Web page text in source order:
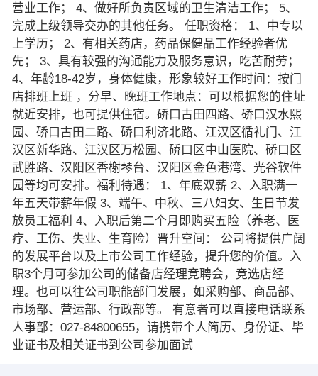
营业工作； 4、做好所负责区域的卫生清洁工作； 5、
完成上级领导交办的其他任务。 任职资格： 1、中专以
上学历； 2、有相关药店，药品保健品工作经验者优
先； 3、具有较强的沟通能力及服务意识，吃苦耐劳；
4、年龄18-42岁，身体健康，形象较好工作时间：按门
店排班上班 ，分早、晚班工作地点：可以根据您的住址
就近安排，也可提供住宿。硚口古田四路、硚口汉水熙
园、硚口古田二路、硚口利济北路、江汉区循礼门、江
汉区新华路、江汉区万松园、硚口区中山医院、硚口区
武胜路、汉阳区香榭琴台、汉阳区金色港湾、光谷软件
园等均可安排。福利待遇： 1、年底双薪 2、入职满一
年五天带薪年假 3、端午、中秋、三八妇女、生日节发
放员工福利 4、入职后第二个月即购买五险（养老、医
疗、工伤、失业、生育险）晋升空间： 公司将提供广阔
的发展平台以及上市公司工作经验，提升您的价值。入
职3个月可参加公司的储备店经理竞聘会，竞选店经
理。也可以往公司职能部门发展，如采购部、商品部、
市场部、营运部、行政部等。 有意者可以直接电话联系
人事部：027-84800655，请携带个人简历、身份证、毕
业证书及相关证书到公司参加面试